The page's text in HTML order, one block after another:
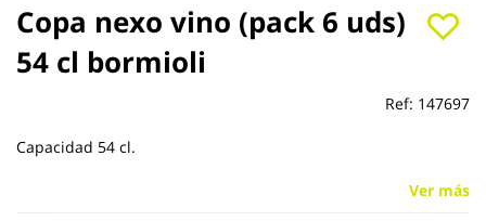
Copa nexo vino (pack 6 uds)
54 cl bormioli
Ref: 147697
Capacidad 54 cl.
Ver más
Saltar
al
comienzo
de
de
imágenes